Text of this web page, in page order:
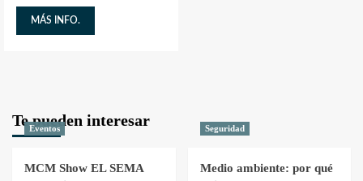
MÁS INFO.
Te pueden interesar
Eventos
MCM Show EL SEMA
Seguridad
Medio ambiente: por qué